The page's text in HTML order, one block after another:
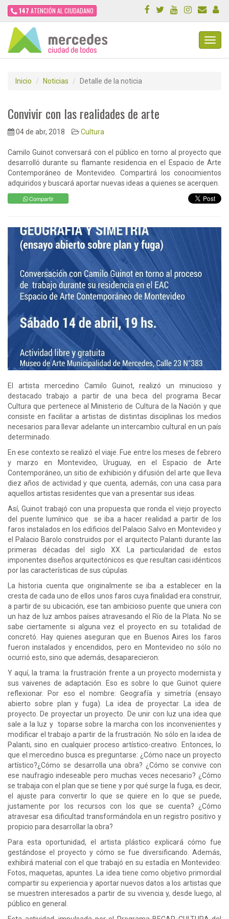
147 ATENCIÓN AL CIUDADANO
Inicio Noticias Detalle de la noticia
Convivir con las realidades de arte
04 de abr, 2018 Cultura
Camilo Guinot conversará con el público en torno al proyecto que
desarrolló durante su flamante residencia en el Espacio de Arte
Contemporáneo de Montevideo. Compartirá los conocimientos
adquiridos y buscará aportar nuevas ideas a quienes se acerquen.
Compartir
El artista mercedino Camilo Guinot, realizó un minucioso y
destacado trabajo a partir de una beca del programa Becar
Cultura que pertenece al Ministerio de Cultura de la Nación y que
consiste en facilitar a artistas de distintas disciplinas los medios
necesarios para llevar adelante un intercambio cultural en un país
determinado.
En ese contexto se realizó el viaje. Fue entre los meses de febrero
y marzo en Montevideo, Uruguay, en el Espacio de Arte
Contemporáneo, un sitio de exhibición y difusión del arte que lleva
diez años de actividad y que cuenta, además, con una casa para
aquellos artistas residentes que van a presentar sus ideas.
Así, Guinot trabajó con una propuesta que ronda el viejo proyecto
del puente lumínico que se iba a hacer realidad a partir de los
faros instalados en los edificios del Palacio Salvo en Montevideo y
el Palacio Barolo construidos por el arquitecto Palanti durante las
primeras décadas del siglo XX. La particularidad de estos
imponentes diseños arquitectónicos es que resultan casi idénticos
por las características de sus cúpulas.
La historia cuenta que originalmente se iba a establecer en la
cresta de cada uno de ellos unos faros cuya finalidad era construir,
a partir de su ubicación, ese tan ambicioso puente que uniera con
un haz de luz ambos países atravesando el Río de la Plata. No se
sabe ciertamente si alguna vez el proyecto en su totalidad de
concretó. Hay quienes aseguran que en Buenos Aires los faros
fueron instalados y encendidos, pero en Montevideo no sólo no
ocurrió esto, sino que además, desaparecieron.
Y aquí, la trama: la frustración frente a un proyecto modernista y
sus vaivenes de adaptación. Eso es sobre lo que Guinot quiere
reflexionar. Por eso el nombre: Geografía y simetría (ensayo
abierto sobre plan y fuga). La idea de proyectar. La idea de
proyecto. De proyectar un proyecto. De unir con luz una idea que
sale a la luz y toparse sobre la marcha con los inconvenientes y
modificar el trabajo a partir de la frustración. No sólo en la idea de
Palanti, sino en cualquier proceso artístico-creativo. Entonces, lo
que el mercedino busca es preguntarse: ¿Cómo nace un proyecto
artístico?¿Cómo se desarrolla una obra? ¿Cómo se convive con
ese naufragio indeseable pero muchas veces necesario? ¿Cómo
se trabaja con el plan que se tiene y por qué surge la fuga, es decir,
el ajuste para convertir lo que se quiere en lo que se puede,
justamente por los recursos con los que se cuenta? ¿Cómo
atravesar esa dificultad transformándola en un registro positivo y
propicio para desarrollar la obra?
Para esta oportunidad, el artista plástico explicará cómo fue
gestándose el proyecto y cómo se fue diversificando. Además,
exhibirá material con el que trabajó en su estadía en Montevideo:
Fotos, maquetas, apuntes. La idea tiene como objetivo primordial
compartir su experiencia y aportar nuevos datos a los artistas que
se muestren interesados a partir de su vivencia y, desde luego, al
público en general.